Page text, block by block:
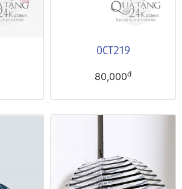
0CT219
80,000đ